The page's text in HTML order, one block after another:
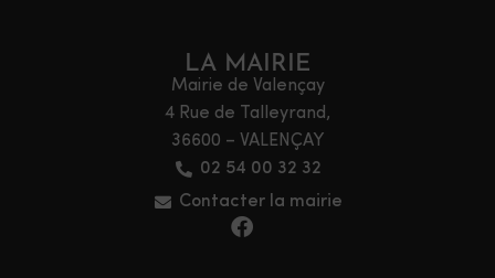
LA MAIRIE
Mairie de Valençay
4 Rue de Talleyrand,
36600 – VALENÇAY
02 54 00 32 32
Contacter la mairie